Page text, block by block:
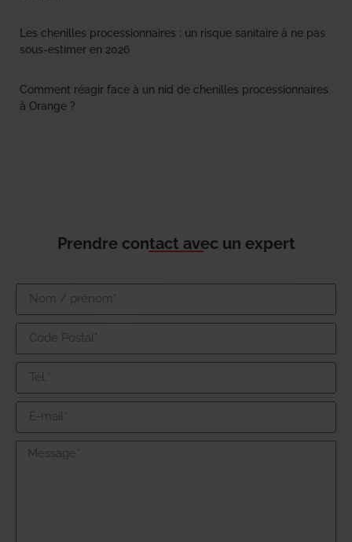
Les chenilles processionnaires : un risque sanitaire à ne pas
sous-estimer en 2026
Comment réagir face à un nid de chenilles processionnaires
à Orange ?
Prendre contact avec un expert